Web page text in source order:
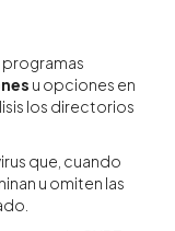
programas
u opciones en
los directorios
que, cuando
u omiten las